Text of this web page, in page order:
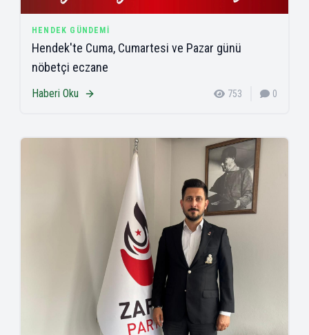
HENDEK GÜNDEMI
Hendek'te Cuma, Cumartesi ve Pazar günü
nöbetçi eczane
Haberi Oku 753 0